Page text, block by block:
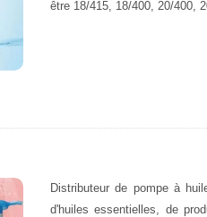
être 18/415, 18/400, 20/400,
Distributeur de pompe à
d'huiles essentielles, de